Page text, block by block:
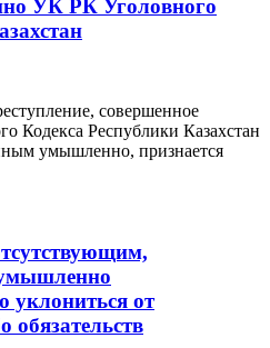
УК РК Уголовного
совершенное
Кодекса Республики Казахстан
умышленно, признается
уклониться от
обязательств